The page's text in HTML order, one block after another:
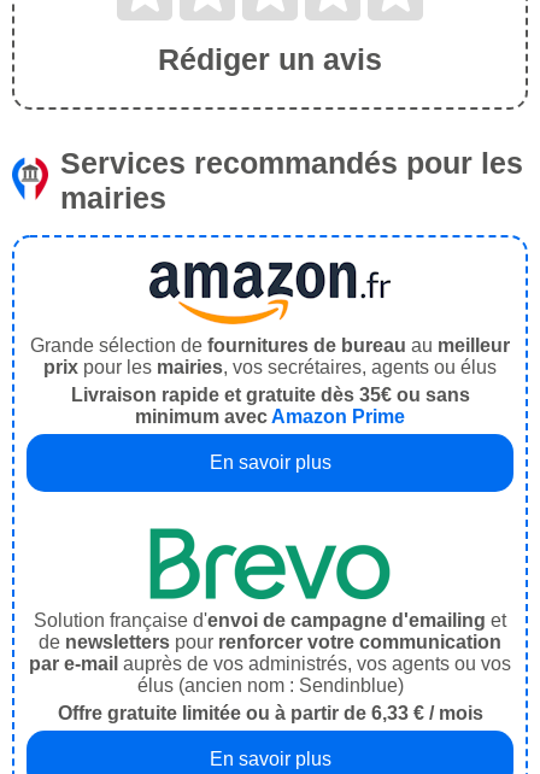
Rédiger un avis
Services recommandés pour les
mairies
Grande sélection de fournitures de bureau au meilleur
prix pour les mairies, vos secrétaires, agents ou élus
Livraison rapide et gratuite dès 35€ ou sans
minimum avecAmazon Prime
En savoir plus
Solution française d'envoi de campagne d'emailing et
de newsletters pour renforcer votre communication
par e-mail auprès de vos administrés, vos agents ou vos
élus (ancien nom : Sendinblue)
Offre gratuite limitée ou à partir de 6,33 € / mois
En savoir plus